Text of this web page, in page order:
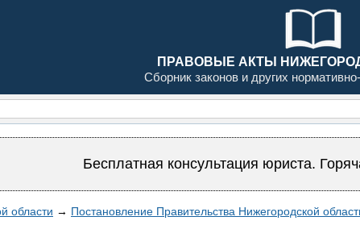
ПРАВОВЫЕ АКТЫ
Сборник законов и других
Бесплатная консультация юриста.
области → Постановление Правительства Нижегородской